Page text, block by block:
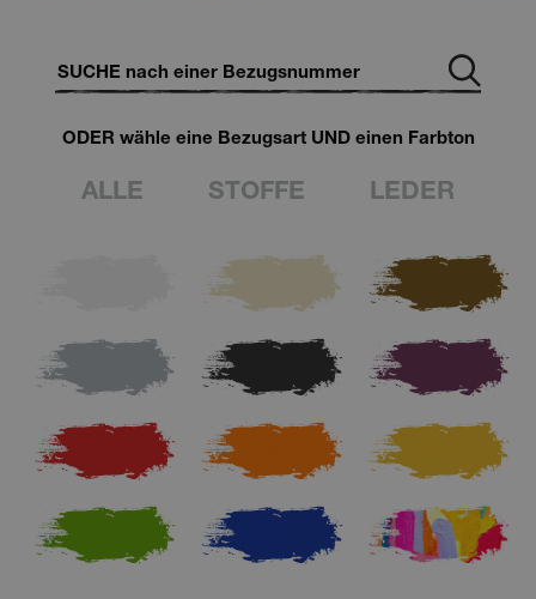
ODER wähle eine Bezugsart UND einen Farbton
ALLE STOFFE LEDER